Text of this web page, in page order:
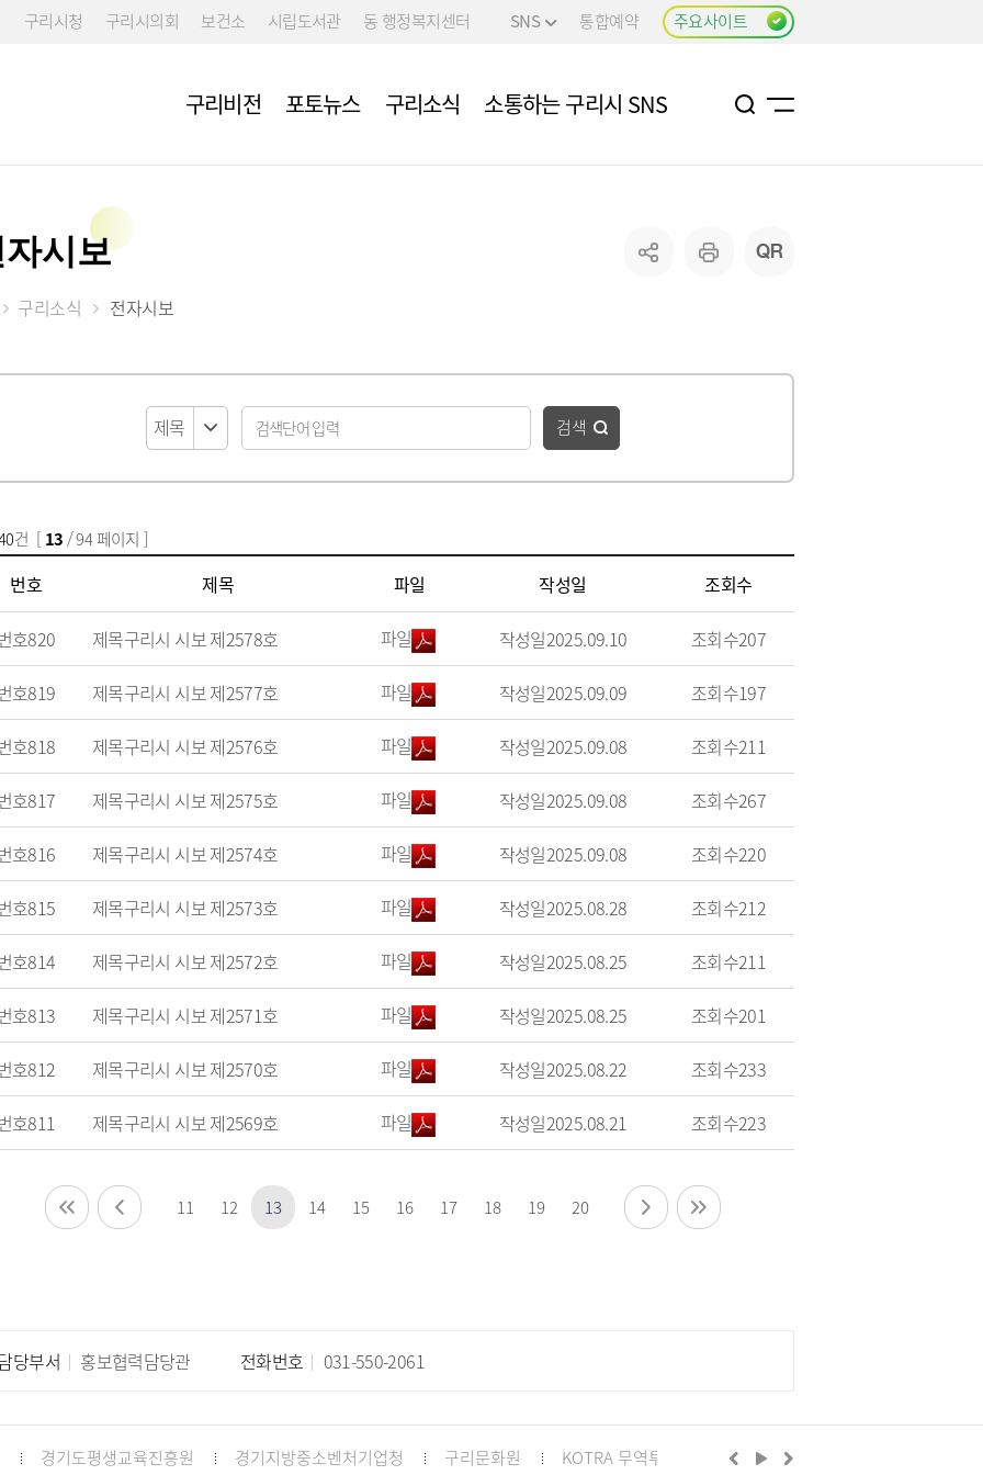
구리시청 구리시의회 보건소 시립도서관 동 행정복지센터 SNS 통합예약 주요사이트
구리비전 포토뉴스 구리소식 소통하는 구리시 SNS
시보
구리소식 전자시보
검색
건 [ 13 / 94 페이지 ]
번호 제목 파일 작성일 조회수
호820 제목구리시 시보 제2578호 파일 작성일2025.09.10 조회수207
호819 제목구리시 시보 제2577호 파일 작성일2025.09.09 조회수197
호818 제목구리시 시보 제2576호 파일 작성일2025.09.08 조회수211
호817 제목구리시 시보 제2575호 파일 작성일2025.09.08 조회수267
호816 제목구리시 시보 제2574호 파일 작성일2025.09.08 조회수220
호815 제목구리시 시보 제2573호 파일 작성일2025.08.28 조회수212
호814 제목구리시 시보 제2572호 파일 작성일2025.08.25 조회수211
호813 제목구리시 시보 제2571호 파일 작성일2025.08.25 조회수201
호812 제목구리시 시보 제2570호 파일 작성일2025.08.22 조회수233
호811 제목구리시 시보 제2569호 파일 작성일2025.08.21 조회수223
11 12 13 14 15 16 17 18 19 20
당부서 홍보협력담당관 전화번호 031-550-2061
경기도평생교육진흥원 경기지방중소벤처기업청 구리문화원 KOTRA 무역투자24 구리시의회